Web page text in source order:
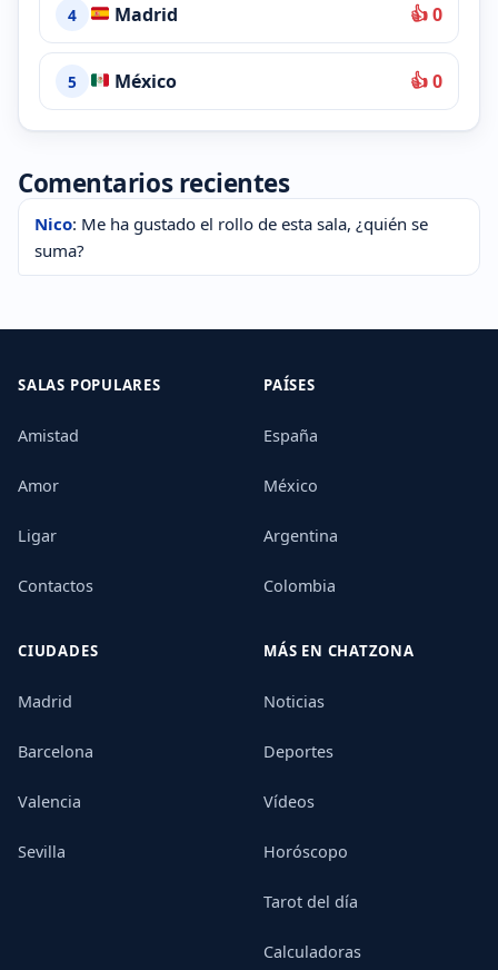
4 Madrid 👍 0
5 México 👍 0
Comentarios recientes
Nico: Me ha gustado el rollo de esta sala, ¿quién se
suma?
SALAS POPULARES
Amistad
Amor
Ligar
Contactos
PAÍSES
España
México
Argentina
Colombia
CIUDADES
Madrid
Barcelona
Valencia
Sevilla
MÁS EN CHATZONA
Noticias
Deportes
Vídeos
Horóscopo
Tarot del día
Calculadoras